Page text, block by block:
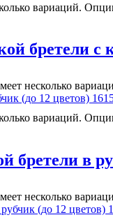
вариаций.
бретели с
несколько
вариаций.
бретели в
несколько